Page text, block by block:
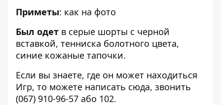
Приметы: как на фото
Был одет в серые шорты с черной
вставкой, тенниска болотного цвета,
синие кожаные тапочки.
Если вы знаете, где он может находиться
Игр, то можете написать сюда, звонить
(067) 910-96-57 або 102.